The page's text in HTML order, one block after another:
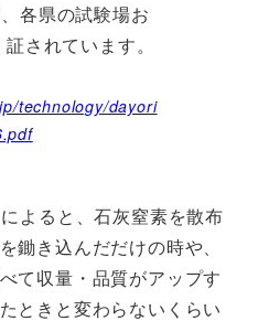
各県の試験場お
されています。
technology/dayori
よると、石灰窒素を散布
鋤き込んだだけの時や、
て収量・品質がアップす
ときと変わらないくらい